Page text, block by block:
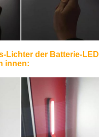
Lichter der Batterie-LED
innen: